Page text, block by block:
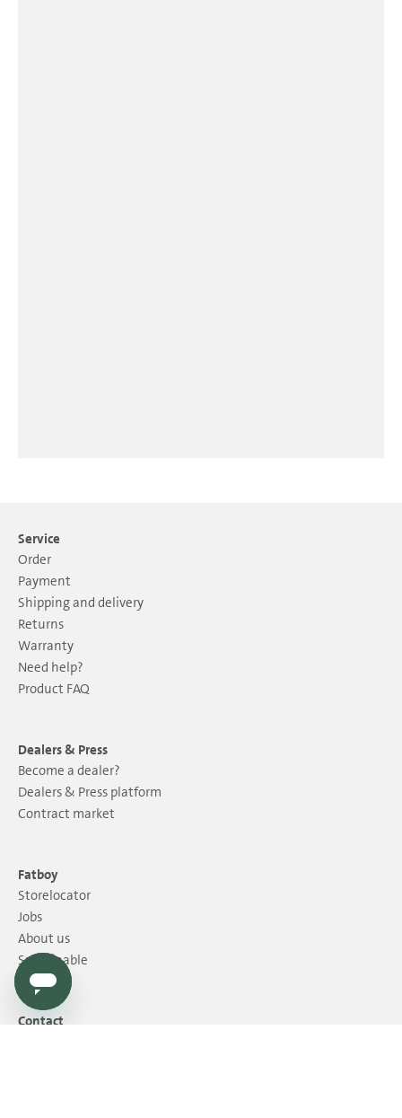
Service
Order
Payment
Shipping and delivery
Returns
Warranty
Need help?
Product FAQ
Dealers & Press
Become a dealer?
Dealers & Press platform
Contract market
Fatboy
Storelocator
Jobs
About us
Sustainable
Contact